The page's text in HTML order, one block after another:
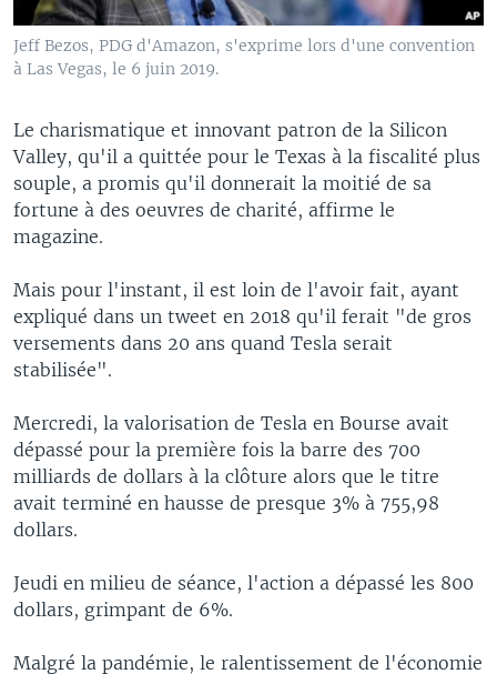
Jeff Bezos, PDG d'Amazon, s'exprime lors d'une convention
à Las Vegas, le 6 juin 2019.
Le charismatique et innovant patron de la Silicon
Valley, qu'il a quittée pour le Texas à la fiscalité plus
souple, a promis qu'il donnerait la moitié de sa
fortune à des oeuvres de charité, affirme le
magazine.
Mais pour l'instant, il est loin de l'avoir fait, ayant
expliqué dans un tweet en 2018 qu'il ferait "de gros
versements dans 20 ans quand Tesla serait
stabilisée".
Mercredi, la valorisation de Tesla en Bourse avait
dépassé pour la première fois la barre des 700
milliards de dollars à la clôture alors que le titre
avait terminé en hausse de presque 3% à 755,98
dollars.
Jeudi en milieu de séance, l'action a dépassé les 800
dollars, grimpant de 6%.
Malgré la pandémie, le ralentissement de l'économie